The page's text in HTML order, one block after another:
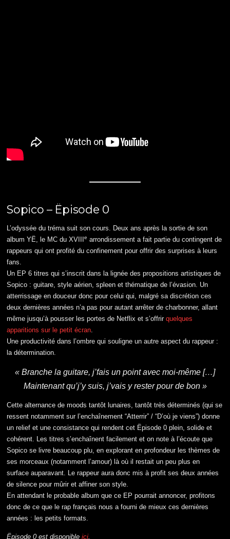
Sopico – Ëpisode 0
L’odyssée du tréma suit son cours. Deux ans après la sortie de son
album YË, le MC du XVIIIe arrondissement a fait partie du contingent de
rappeurs qui ont profité du confinement pour offrir des surprises à leurs
fans.
Un EP 6 titres qui s’inscrit dans la lignée des propositions artistiques de
Sopico : guitare, style aérien, spleen et thématique de l’évasion. Un
atterrissage en douceur donc pour celui qui, malgré sa discrétion ces
deux dernières années n’a pas pour autant arrêter de charbonner, allant
même jusqu’à pousser les portes de Netflix et s’offrirquelques
apparitions sur le petit écran.
Une productivité dans l’ombre qui souligne un autre aspect du rappeur :
la détermination.
« Branche la guitare, j’fais un point avec moi-même […]
Maintenant qu’j’y suis, j’vais y rester pour de bon »
Cette alternance de moods tantôt lunaires, tantôt très déterminés (qui se
ressent notamment sur l’enchaînement “Atterrir” / “D’où je viens”) donne
un relief et une consistance qui rendent cet Ëpisode 0 plein, solide et
cohérent. Les titres s’enchaînent facilement et on note à l’écoute que
Sopico se livre beaucoup plu, en explorant en profondeur les thèmes de
ses morceaux (notamment l’amour) là où il restait un peu plus en
surface auparavant. Le rappeur aura donc mis à profit ses deux années
de silence pour mûrir et affiner son style.
En attendant le probable album que ce EP pourrait annoncer, profitons
donc de ce que le rap français nous a fourni de mieux ces dernières
années : les petits formats.
Ëpisode 0 est disponibleici